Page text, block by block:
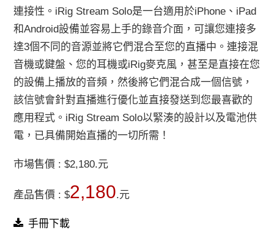
連接性。iRig Stream Solo是一台適用於iPhone、iPad
和Android設備並容易上手的錄音介面，可讓您連接多
達3個不同的音源並將它們混合至您的直播中。連接混
音機或鍵盤、您的耳機或iRig麥克風，甚至是直接在您
的設備上播放的音頻，然後將它們混合成一個信號，
該信號會針對直播進行優化並直接發送到您最喜歡的
應用程式。iRig Stream Solo以緊湊的設計以及電池供
電，已具備開始直播的一切所需！
市場售價 : $2,180.元
產品售價 : $2,180.元
手冊下載